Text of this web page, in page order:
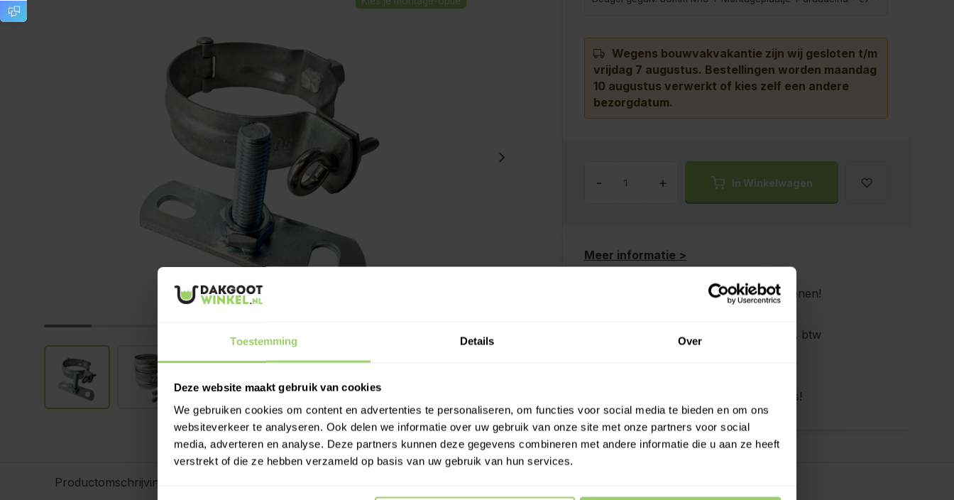
Toestemming Details Over
Deze website maakt gebruik van cookies
We gebruiken cookies om content en advertenties te personaliseren, om functies voor social media te bieden en om ons
websiteverkeer te analyseren. Ook delen we informatie over uw gebruik van onze site met onze partners voor social
media, adverteren en analyse. Deze partners kunnen deze gegevens combineren met andere informatie die u aan ze heeft
verstrekt of die ze hebben verzameld op basis van uw gebruik van hun services.
Wegens bouwvakvakantie zijn wij gesloten t/m
vrijdag 7 augustus. Bestellingen worden maandag
10 augustus verwerkt of kies zelf een andere
bezorgdatum.
- + In Winkelwagen
Meer informatie >
Kies zelf je leverdatum bij het afrekenen!
Gratis verzenden vanaf €200,- excl. btw
Meer dan 10 jaar tevreden shoppers!
Productomschrijving